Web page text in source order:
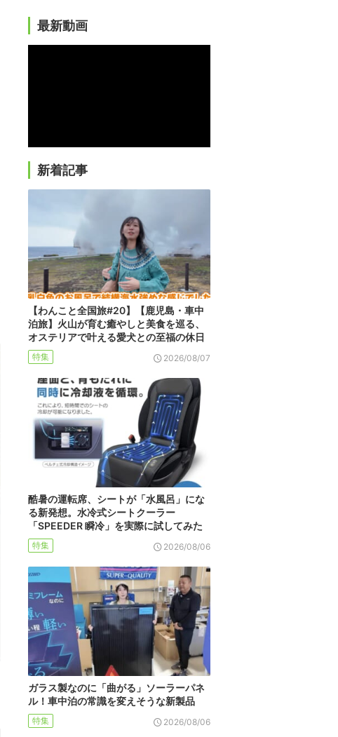
最新動画
新着記事
【わんこと全国旅#20】【鹿児島・車中
泊旅】火山が育む癒やしと美食を巡る、
オステリアで叶える愛犬との至福の休日
特集 2026/08/07
酷暑の運転席、シートが「水風呂」にな
る新発想。水冷式シートクーラー
「SPEEDER 瞬冷」を実際に試してみた
特集 2026/08/06
ガラス製なのに「曲がる」ソーラーパネ
ル！車中泊の常識を変えそうな新製品
特集 2026/08/06